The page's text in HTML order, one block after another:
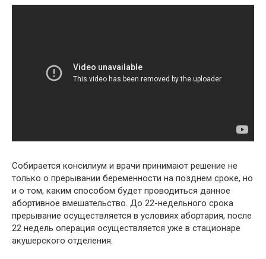
Собирается консилиум и врачи принимают решение не
только о прерывании беременности на позднем сроке, но
и о том, каким способом будет проводиться данное
абортивное вмешательство. До 22-недельного срока
прерывание осуществляется в условиях абортария, после
22 недель операция осуществляется уже в стационаре
акушерского отделения.